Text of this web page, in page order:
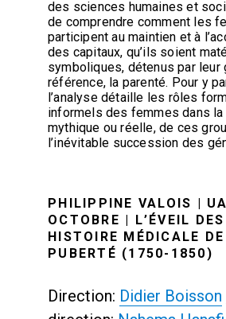
des sciences humaines et
de comprendre comment les
participent au maintien et à
des capitaux, qu’ils soient
symboliques, détenus par leur
référence, la parenté. Pour y
l’analyse détaille les rôles
informels des femmes dans la
mythique ou réelle, de ces
l’inévitable succession des
PHILIPPINE VALOIS |
OCTOBRE | L’ÉVEIL
HISTOIRE MÉDICALE
PUBERTÉ (1750-1850)
Direction: Didier Boisson